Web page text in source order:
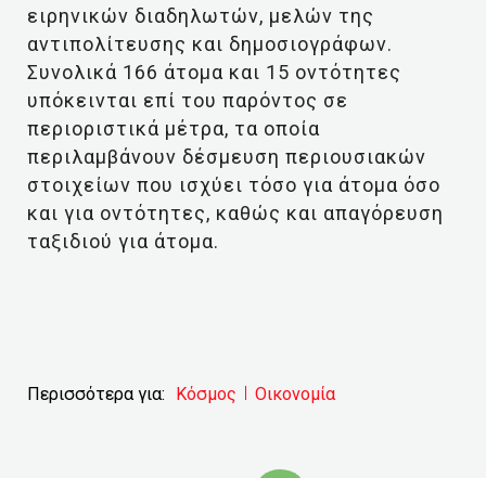
ειρηνικών διαδηλωτών, μελών της
αντιπολίτευσης και δημοσιογράφων.
Συνολικά 166 άτομα και 15 οντότητες
υπόκεινται επί του παρόντος σε
περιοριστικά μέτρα, τα οποία
περιλαμβάνουν δέσμευση περιουσιακών
στοιχείων που ισχύει τόσο για άτομα όσο
και για οντότητες, καθώς και απαγόρευση
ταξιδιού για άτομα.
Περισσότερα για: Κόσμος Οικονομία